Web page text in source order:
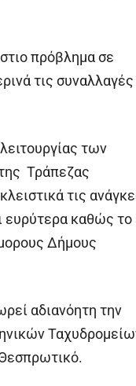
πρόβλημα σε
τις συναλλαγές
των
Τράπεζας
τις
ευρύτερα καθώς το
Δήμους
αδιανόητη την